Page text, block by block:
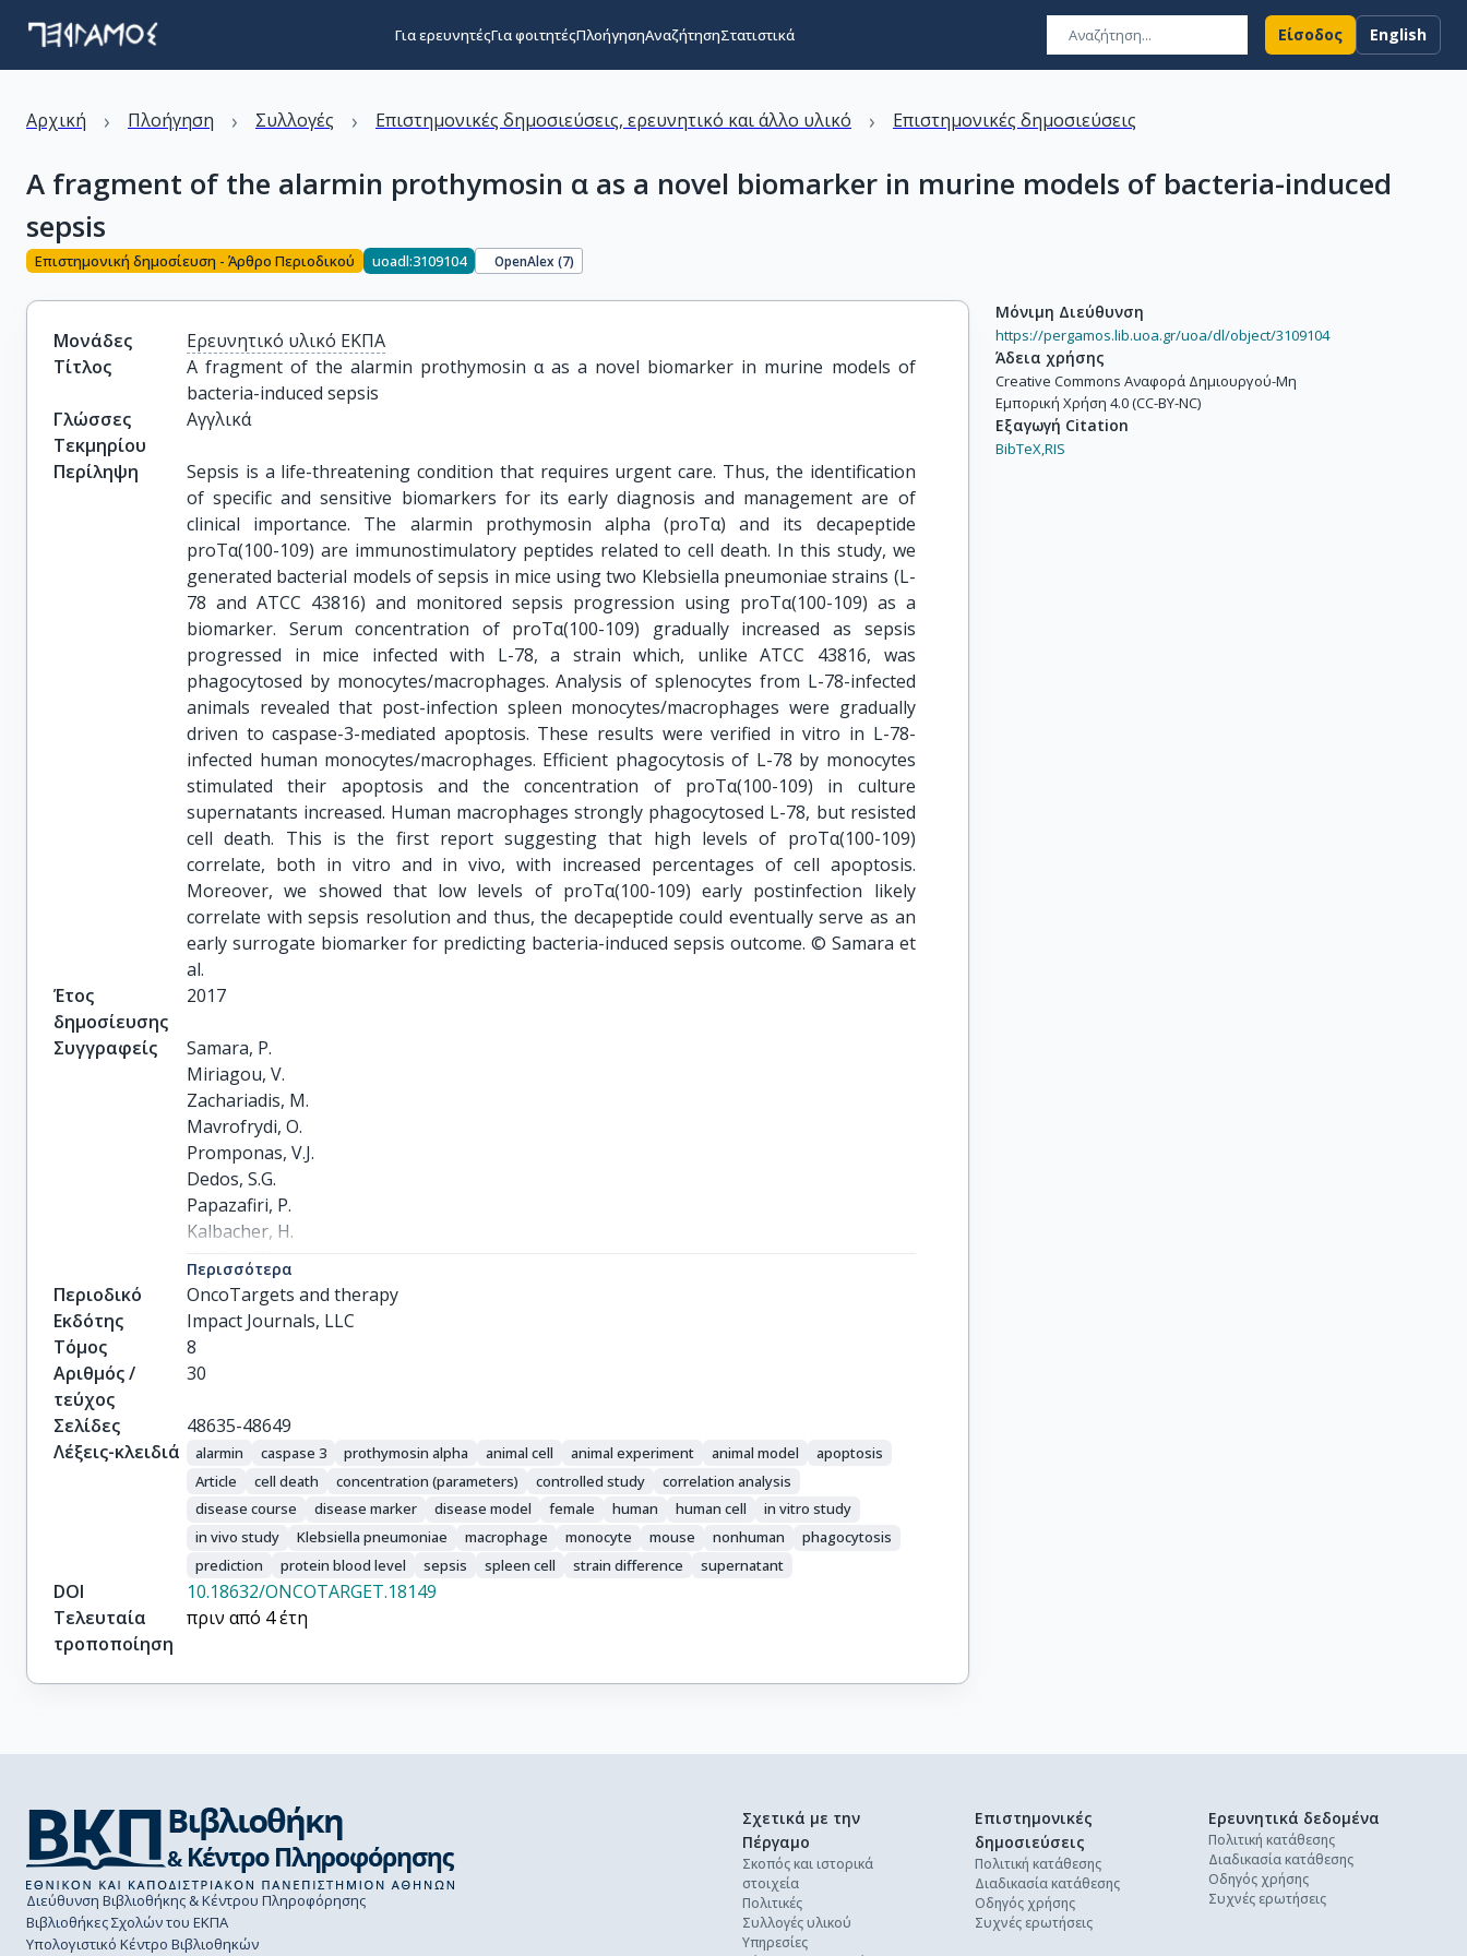
Για ερευνητέςΓια φοιτητέςΠλοήγησηΑναζήτησηΣτατιστικά Είσοδος English
Αρχική › Πλοήγηση › Συλλογές › Επιστημονικές δημοσιεύσεις, ερευνητικό και άλλο υλικό › Επιστημονικές δημοσιεύσεις
A fragment of the alarmin prothymosin α as a novel biomarker in murine models of bacteria-induced
sepsis
Επιστημονική δημοσίευση - Άρθρο Περιοδικού uoadl:3109104 OpenAlex (7)
Μονάδες
Ερευνητικό υλικό ΕΚΠΑ
Τίτλος
A fragment of the alarmin prothymosin α as a novel biomarker in murine models of
bacteria-induced sepsis
Γλώσσες
Τεκμηρίου
Αγγλικά
Περίληψη
Sepsis is a life-threatening condition that requires urgent care. Thus, the identification
of specific and sensitive biomarkers for its early diagnosis and management are of
clinical importance. The alarmin prothymosin alpha (proTα) and its decapeptide
proTα(100-109) are immunostimulatory peptides related to cell death. In this study, we
generated bacterial models of sepsis in mice using two Klebsiella pneumoniae strains (L-
78 and ATCC 43816) and monitored sepsis progression using proTα(100-109) as a
biomarker. Serum concentration of proTα(100-109) gradually increased as sepsis
progressed in mice infected with L-78, a strain which, unlike ATCC 43816, was
phagocytosed by monocytes/macrophages. Analysis of splenocytes from L-78-infected
animals revealed that post-infection spleen monocytes/macrophages were gradually
driven to caspase-3-mediated apoptosis. These results were verified in vitro in L-78-
infected human monocytes/macrophages. Efficient phagocytosis of L-78 by monocytes
stimulated their apoptosis and the concentration of proTα(100-109) in culture
supernatants increased. Human macrophages strongly phagocytosed L-78, but resisted
cell death. This is the first report suggesting that high levels of proTα(100-109)
correlate, both in vitro and in vivo, with increased percentages of cell apoptosis.
Moreover, we showed that low levels of proTα(100-109) early postinfection likely
correlate with sepsis resolution and thus, the decapeptide could eventually serve as an
early surrogate biomarker for predicting bacteria-induced sepsis outcome. © Samara et
al.
Έτος
δημοσίευσης
2017
Συγγραφείς
Samara, P.
Miriagou, V.
Zachariadis, M.
Mavrofrydi, O.
Promponas, V.J.
Dedos, S.G.
Papazafiri, P.
Kalbacher, H.
Voelter, W.
Tsitsilonis, O.
Περισσότερα
Περιοδικό
OncoTargets and therapy
Εκδότης
Impact Journals, LLC
Τόμος
8
Αριθμός /
τεύχος
30
Σελίδες
48635-48649
Λέξεις-κλειδιά
alarmin caspase 3 prothymosin alpha animal cell animal experiment animal model
apoptosis
Article
cell death concentration (parameters) controlled study
correlation analysis
disease course
disease marker disease model female human human cell
in vitro study
in vivo study
Klebsiella pneumoniae macrophage monocyte mouse nonhuman
phagocytosis
prediction
protein blood level sepsis spleen cell strain difference supernatant
DOI
10.18632/ONCOTARGET.18149
Τελευταία
τροποποίηση
πριν από 4 έτη
Μόνιμη Διεύθυνση
https://pergamos.lib.uoa.gr/uoa/dl/object/3109104
Άδεια χρήσης
Creative Commons Αναφορά Δημιουργού-Μη
Εμπορική Χρήση 4.0 (CC-BY-NC)
Εξαγωγή Citation
BibTeX,RIS
Διεύθυνση Βιβλιοθήκης & Κέντρου Πληροφόρησης
Βιβλιοθήκες Σχολών του ΕΚΠΑ
Υπολογιστικό Κέντρο Βιβλιοθηκών
Σχετικά με την
Πέργαμο
Σκοπός και ιστορικά
στοιχεία
Πολιτικές
Συλλογές υλικού
Υπηρεσίες
Επιστημονικές
δημοσιεύσεις
Πολιτική κατάθεσης
Διαδικασία κατάθεσης
Οδηγός χρήσης
Συχνές ερωτήσεις
Ερευνητικά δεδομένα
Πολιτική κατάθεσης
Διαδικασία κατάθεσης
Οδηγός χρήσης
Συχνές ερωτήσεις